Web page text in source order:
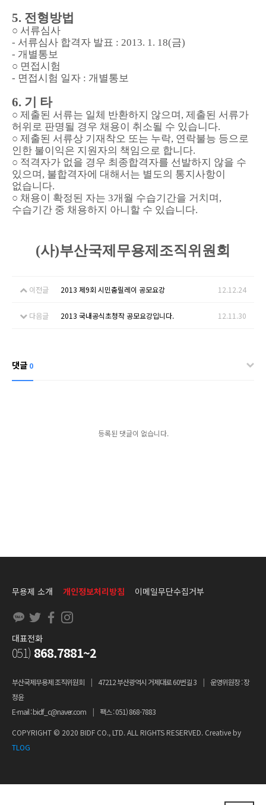
5. 전형방법
○ 서류심사
- 서류심사 합격자 발표 : 2013. 1. 18(금)
- 개별통보
○ 면접시험
- 면접시험 일자 : 개별통보
6. 기 타
○ 제출된 서류는 일체 반환하지 않으며, 제출된 서류가
허위로 판명될 경우 채용이 취소될 수 있습니다.
○ 제출된 서류상 기재착오 또는 누락, 연락불능 등으로
인한 불이익은 지원자의 책임으로 합니다.
○ 적격자가 없을 경우 최종합격자를 선발하지 않을 수
있으며, 불합격자에 대해서는 별도의 통지사항이
없습니다.
○ 채용이 확정된 자는 3개월 수습기간을 거치며,
수습기간 중 채용하지 아니할 수 있습니다.
(사)부산국제무용제조직위원회
이전글 2013 제9회 시민춤릴레이 공모요강 12.12.24
다음글 2013 국내공식초청작 공모요강입니다. 12.11.30
댓글 0
등록된 댓글이 없습니다.
무용제 소개 개인정보처리방침 이메일무단수집거부
부산국제무용제 조직위원회 | 47212 부산광역시 거제대로 60번길 3 | 운영위원장 : 장
정윤
E-mail : bidf_c@naver.com
| 팩스 : 051) 868-7883
COPYRIGHT © 2020 BIDF CO., LTD. ALL RIGHTS RESERVED. Creative by
TLOG
대표전화
051) 868.7881~2